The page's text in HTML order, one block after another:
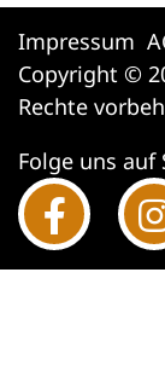
Impressum
Copyright ©
Rechte
Folge uns auf